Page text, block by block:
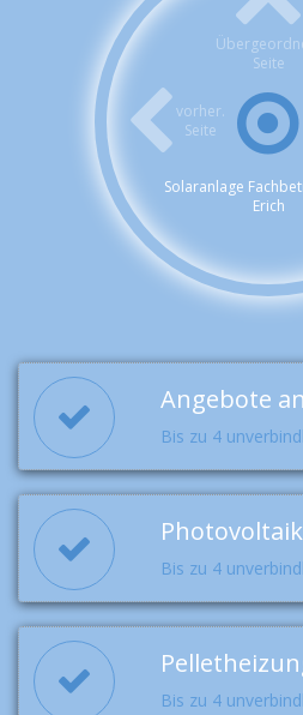
Seite
vorher.
Seite
Solaranlage
Erich
Angebote
Bis zu 4
Bis zu 4
Bis zu 4